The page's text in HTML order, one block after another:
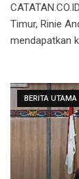
Timur, Rinie
mendapatkan
BERITA UTAMA